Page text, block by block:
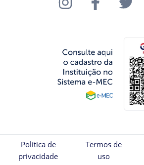
Política de
privacidade
Termos de
uso